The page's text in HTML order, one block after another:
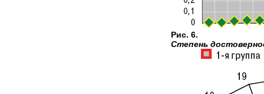
Рис. 6.
Степень